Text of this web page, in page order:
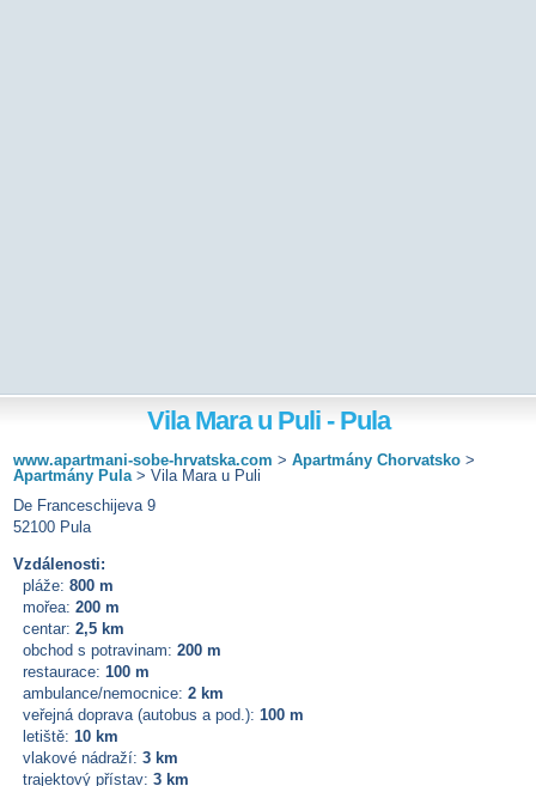
Vila Mara u Puli - Pula
www.apartmani-sobe-hrvatska.com > Apartmány Chorvatsko >
Apartmány Pula> Vila Mara u Puli
De Franceschijeva 9
52100 Pula
Vzdálenosti:
pláže: 800 m
mořea: 200 m
centar: 2,5 km
obchod s potravinam: 200 m
restaurace: 100 m
ambulance/nemocnice: 2 km
veřejná doprava (autobus a pod.): 100 m
letiště: 10 km
vlakové nádraží: 3 km
trajektový přístav: 3 km